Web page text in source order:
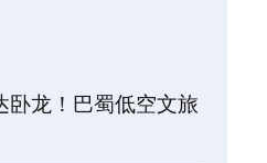
卧龙！巴蜀低空文旅